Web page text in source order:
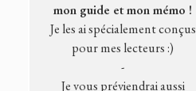
mon guide et mon mémo !
Je les ai spécialement conçus
pour mes lecteurs :)
-
Je vous préviendrai aussi